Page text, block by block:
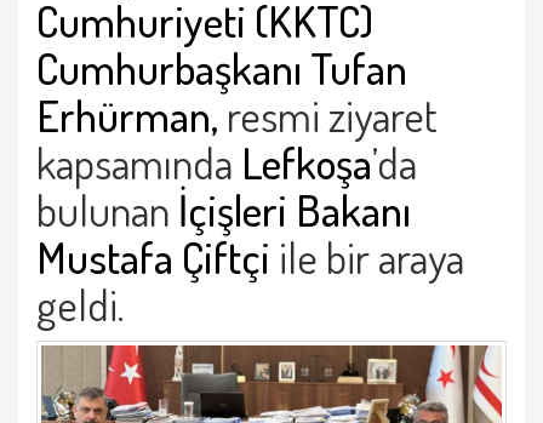
Cumhuriyeti (KKTC)
Cumhurbaşkanı Tufan
Erhürman, resmi ziyaret
kapsamında Lefkoşa’da
bulunan İçişleri Bakanı
Mustafa Çiftçi ile bir araya
geldi.